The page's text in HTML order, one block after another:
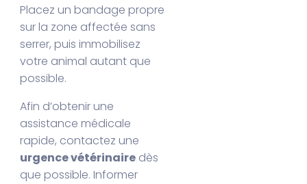
Placez un bandage propre
sur la zone affectée sans
serrer, puis immobilisez
votre animal autant que
possible.
Afin d’obtenir une
assistance médicale
rapide, contactez une
urgence vétérinaire dès
que possible. Informer